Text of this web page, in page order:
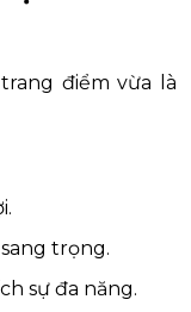
điểm vừa là
trọng.
sự đa năng.